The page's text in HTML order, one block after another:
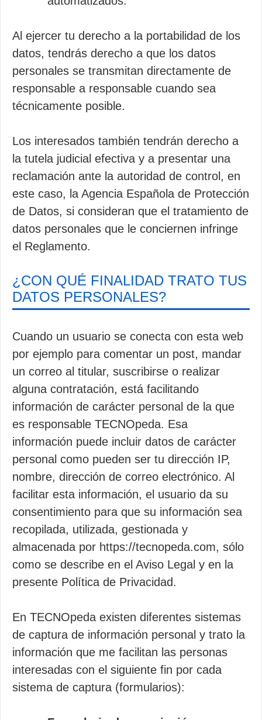
Al ejercer tu derecho a la portabilidad de los
datos, tendrás derecho a que los datos
personales se transmitan directamente de
responsable a responsable cuando sea
técnicamente posible.
Los interesados también tendrán derecho a
la tutela judicial efectiva y a presentar una
reclamación ante la autoridad de control, en
este caso, la Agencia Española de Protección
de Datos, si consideran que el tratamiento de
datos personales que le conciernen infringe
el Reglamento.
¿CON QUÉ FINALIDAD TRATO TUS
DATOS PERSONALES?
Cuando un usuario se conecta con esta web
por ejemplo para comentar un post, mandar
un correo al titular, suscribirse o realizar
alguna contratación, está facilitando
información de carácter personal de la que
es responsable TECNOpeda. Esa
información puede incluir datos de carácter
personal como pueden ser tu dirección IP,
nombre, dirección de correo electrónico. Al
facilitar esta información, el usuario da su
consentimiento para que su información sea
recopilada, utilizada, gestionada y
almacenada por https://tecnopeda.com, sólo
como se describe en el Aviso Legal y en la
presente Política de Privacidad.
En TECNOpeda existen diferentes sistemas
de captura de información personal y trato la
información que me facilitan las personas
interesadas con el siguiente fin por cada
sistema de captura (formularios):